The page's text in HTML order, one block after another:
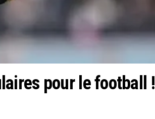
pour le football !